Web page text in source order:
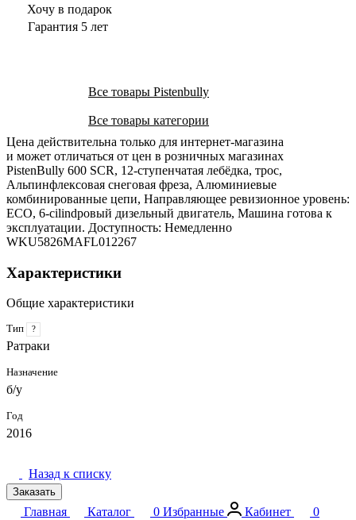
Хочу в подарок
Гарантия 5 лет
Все товары Pistenbully
Все товары категории
Цена действительна только для интернет-магазина
и может отличаться от цен в розничных магазинах
PistenBully 600 SCR, 12-ступенчатая лебёдка, трос,
Альпинфлексовая снеговая фреза, Алюминиевые
комбинированные цепи, Направляющее ревизионное уровень:
ECO, 6-cilindровый дизельный двигатель, Машина готова к
эксплуатации. Доступность: Немедленно
WKU5826MAFL012267
Характеристики
Общие характеристики
Тип ?
Ратраки
Назначение
б/у
Год
2016
Назад к списку
Заказать
Главная Каталог 0 Избранные Кабинет
0